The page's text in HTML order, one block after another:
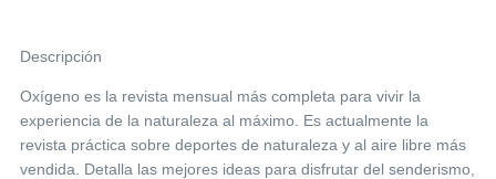
Descripción
Oxígeno es la revista mensual más completa para vivir la
experiencia de la naturaleza al máximo. Es actualmente la
revista práctica sobre deportes de naturaleza y al aire libre más
vendida. Detalla las mejores ideas para disfrutar del senderismo,